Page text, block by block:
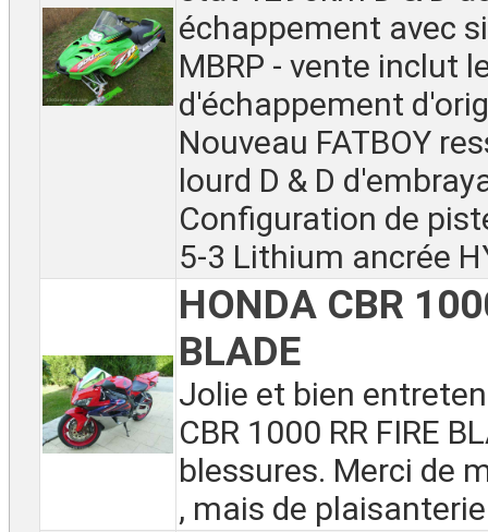
échappement avec
MBRP - vente inclut
d'échappement
Nouveau FATBOY
lourd D & D
Configuration de
5-3 Lithium ancrée
HONDA CBR
BLADE
Jolie et bien
CBR 1000 RR FIRE
blessures. Merci de
, mais de